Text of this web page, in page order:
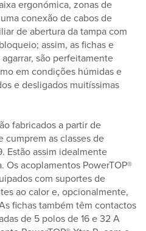
ergonómica, zonas de
conexão de cabos de
de abertura da tampa com
assim, as fichas e
são perfeitamente
em condições húmidas e
e desligados muitíssimas
fabricados a partir de
cumprem as classes de
Estão assim idealmente
Os acoplamentos PowerTOP®
com suportes de
ao calor e, opcionalmente,
fichas também têm contactos
de 5 polos de 16 e 32 A